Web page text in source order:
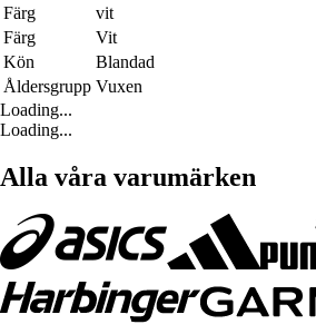
Färg
vit
Färg
Vit
Kön
Blandad
Åldersgrupp Vuxen
Loading...
Loading...
Alla våra varumärken